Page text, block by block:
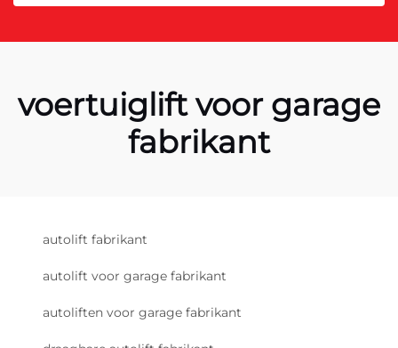
voertuiglift voor garage
fabrikant
autolift fabrikant
autolift voor garage fabrikant
autoliften voor garage fabrikant